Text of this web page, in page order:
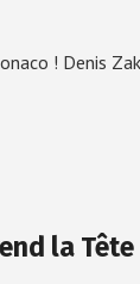
! Denis
la